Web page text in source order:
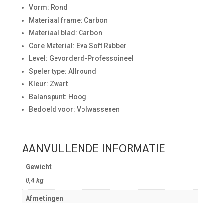
Vorm: Rond
Materiaal frame: Carbon
Materiaal blad: Carbon
Core Material: Eva Soft Rubber
Level: Gevorderd-Professoineel
Speler type: Allround
Kleur: Zwart
Balanspunt: Hoog
Bedoeld voor: Volwassenen
AANVULLENDE INFORMATIE
Gewicht
0,4 kg
Afmetingen